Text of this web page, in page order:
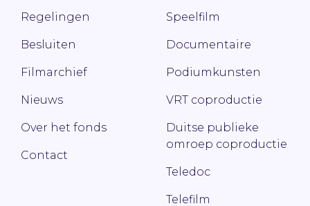
Regelingen
Besluiten
Filmarchief
Nieuws
Over het fonds
Contact
Speelfilm
Documentaire
Podiumkunsten
VRT coproductie
Duitse publieke
omroep coproductie
Teledoc
Telefilm